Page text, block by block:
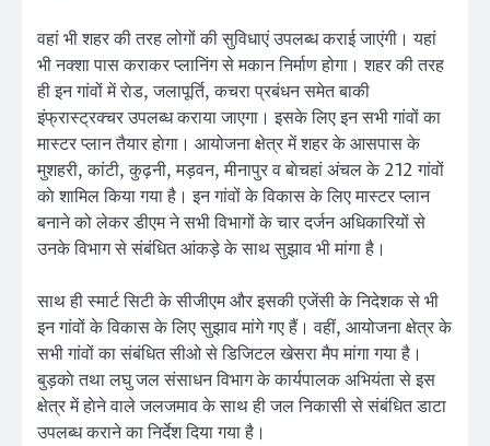
वहां भी शहर की तरह लोगों की सुविधाएं उपलब्ध कराई जाएंगी। यहां
भी नक्शा पास कराकर प्लानिंग से मकान निर्माण होगा। शहर की तरह
ही इन गांवों में राेड, जलापूर्ति, कचरा प्रबंधन समेत बाकी
इंफ्रास्ट्रक्चर उपलब्ध कराया जाएगा। इसके लिए इन सभी गांवों का
मास्टर प्लान तैयार हाेगा। आयोजना क्षेत्र में शहर के आसपास के
मुशहरी, कांटी, कुढ़नी, मड़वन, मीनापुर व बाेचहां अंचल के 212 गांवों
काे शामिल किया गया है। इन गांवों के विकास के लिए मास्टर प्लान
बनाने को लेकर डीएम ने सभी विभागों के चार दर्जन अधिकारियों से
उनके विभाग से संबंधित आंकड़े के साथ सुझाव भी मांगा है।
साथ ही स्मार्ट सिटी के सीजीएम और इसकी एजेंसी के निदेशक से भी
इन गांवों के विकास के लिए सुझाव मांगे गए हैं। वहीं, आयोजना क्षेत्र के
सभी गांवों का संबंधित सीओ से डिजिटल खेसरा मैप मांगा गया है।
बुड़काे तथा लघु जल संसाधन विभाग के कार्यपालक अभियंता से इस
क्षेत्र में हाेने वाले जलजमाव के साथ ही जल निकासी से संबंधित डाटा
उपलब्ध कराने का निर्देश दिया गया है।